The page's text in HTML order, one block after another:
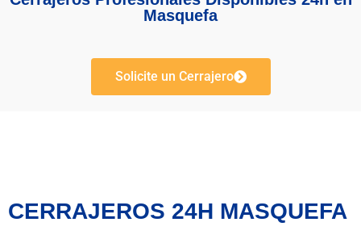
Masquefa
Solicite un Cerrajero
CERRAJEROS 24H MASQUEFA